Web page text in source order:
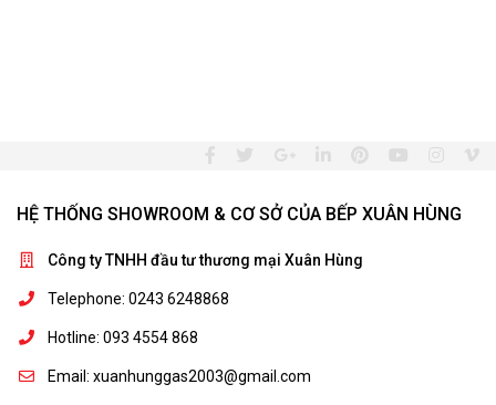
HỆ THỐNG SHOWROOM & CƠ SỞ CỦA BẾP XUÂN HÙNG
Công ty TNHH đầu tư thương mại Xuân Hùng
Telephone: 0243 6248868
Hotline: 093 4554 868
Email: xuanhunggas2003@gmail.com